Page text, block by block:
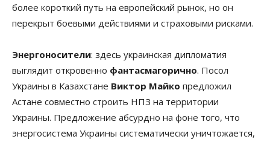
более короткий путь на европейский рынок, но он
перекрыт боевыми действиями и страховыми рисками.
Энергоносители: здесь украинская дипломатия
выглядит откровенно фантасмагорично. Посол
Украины в Казахстане Виктор Майко предложил
Астане совместно строить НПЗ на территории
Украины. Предложение абсурдно на фоне того, что
энергосистема Украины систематически уничтожается,